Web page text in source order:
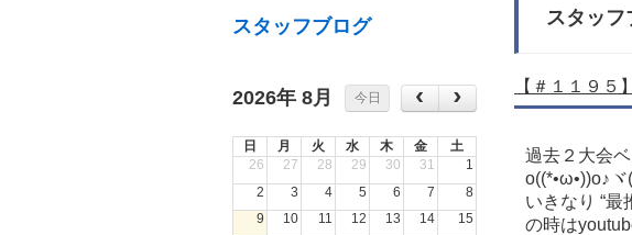
スタッフブログ
2026年 8月 今日
日 月 火 水 木 金
土
26
27 28 29 30 31
1
2
3 4 5 6 7
8
9
10 11 12 13 14
15
スタッフ
【＃１１９
過去２大会
o((*•ω•))o♪ヾ
いきなり “最
の時は